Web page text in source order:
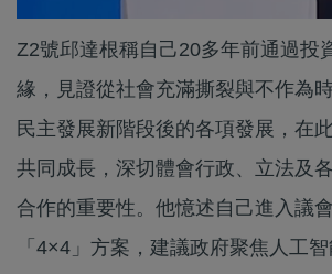
Z2號邱達根稱自己20多年前通過投
緣，見證從社會充滿撕裂與不作為
民主發展新階段後的各項發展，在
共同成長，深切體會行政、立法及
合作的重要性。他憶述自己進入議
「4×4」方案，建議政府聚焦人工智